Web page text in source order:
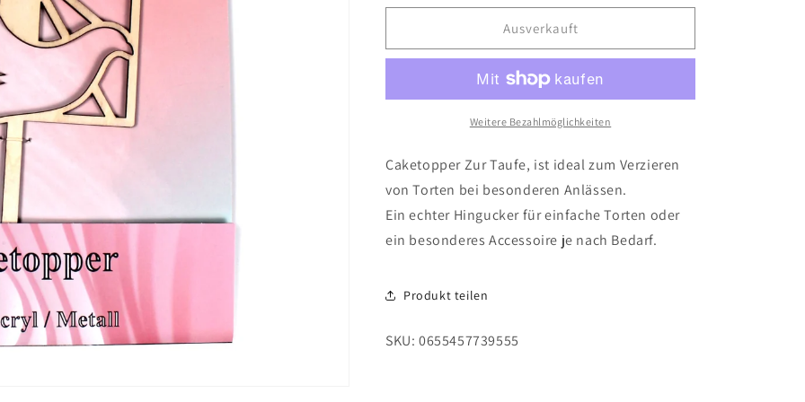
Menge
Taube
/
Kuchenstecker
Menge
für
Taube
Kreuz
/
Kuchenstecker
Ausverkauft
Weitere Bezahlmöglichkeiten
Caketopper Zur Taufe, ist ideal zum Verzieren
von Torten bei besonderen Anlässen.
Ein echter Hingucker für einfache Torten oder
ein besonderes Accessoire je nach Bedarf.
Produkt teilen
SKU: 0655457739555